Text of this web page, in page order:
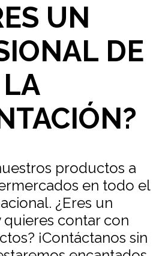
UN
DE
LA
productos a
en todo el
¿Eres un
quieres contar con
¡Contáctanos sin